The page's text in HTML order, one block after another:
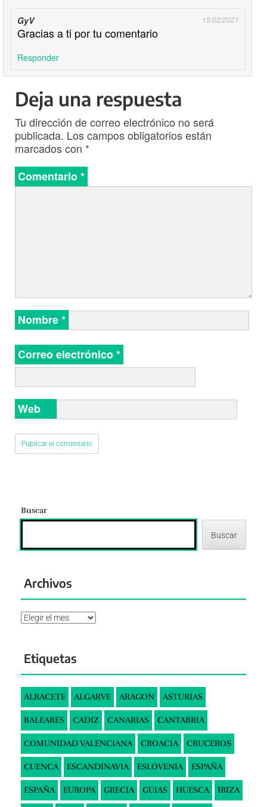
GyV 15/02/2021
Gracias a ti por tu comentario
Responder
Deja una respuesta
Tu dirección de correo electrónico no será
publicada. Los campos obligatorios están
marcados con *
Comentario*
Nombre*
Correo electrónico*
Web
Buscar
Buscar
Archivos
Archivos
Etiquetas
ALBACETE ALGARVE ARAGON ASTURIAS
BALEARES CADIZ CANARIAS CANTABRIA
COMUNIDAD VALENCIANA CROACIA CRUCEROS
CUENCA ESCANDINAVIA ESLOVENIA ESPAÑA
ESPAÑA EUROPA GRECIA GUIAS HUESCA IBIZA